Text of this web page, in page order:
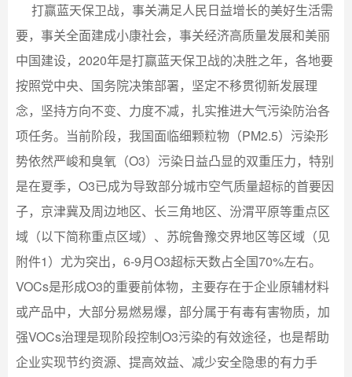
打赢蓝天保卫战，事关满足人民日益增长的美好生活需
要，事关全面建成小康社会，事关经济高质量发展和美丽
中国建设，2020年是打赢蓝天保卫战的决胜之年，各地要
按照党中央、国务院决策部署，坚定不移贯彻新发展理
念，坚持方向不变、力度不减，扎实推进大气污染防治各
项任务。当前阶段，我国面临细颗粒物（PM2.5）污染形
势依然严峻和臭氧（O3）污染日益凸显的双重压力，特别
是在夏季，O3已成为导致部分城市空气质量超标的首要因
子，京津冀及周边地区、长三角地区、汾渭平原等重点区
域（以下简称重点区域）、苏皖鲁豫交界地区等区域（见
附件1）尤为突出，6-9月O3超标天数占全国70%左右。
VOCs是形成O3的重要前体物，主要存在于企业原辅材料
或产品中，大部分易燃易爆，部分属于有毒有害物质，加
强VOCs治理是现阶段控制O3污染的有效途径，也是帮助
企业实现节约资源、提高效益、减少安全隐患的有力手